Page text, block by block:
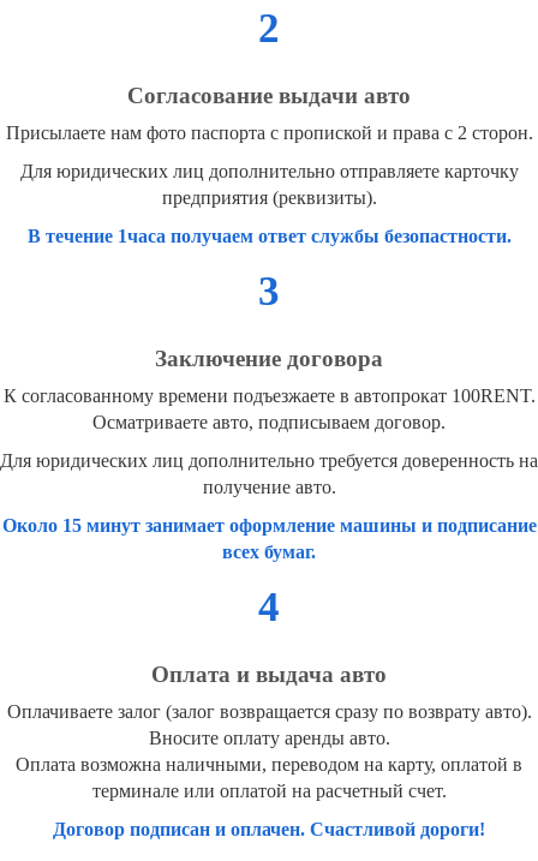
2
Согласование выдачи авто
Присылаете нам фото паспорта с пропиской и права с 2 сторон.
Для юридических лиц дополнительно отправляете карточку
предприятия (реквизиты).
В течение 1часа получаем ответ службы безопастности.
3
Заключение договора
К согласованному времени подъезжаете в автопрокат 100RENT.
Осматриваете авто, подписываем договор.
Для юридических лиц дополнительно требуется доверенность на
получение авто.
Около 15 минут занимает оформление машины и подписание
всех бумаг.
4
Оплата и выдача авто
Оплачиваете залог (залог возвращается сразу по возврату авто).
Вносите оплату аренды авто.
Оплата возможна наличными, переводом на карту, оплатой в
терминале или оплатой на расчетный счет.
Договор подписан и оплачен. Счастливой дороги!